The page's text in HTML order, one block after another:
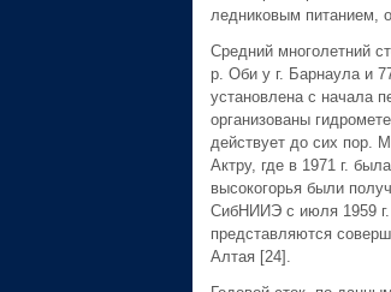
ледниковым питанием,
Средний многолетний
р. Оби у г. Барнаула и
установлена с начала
организованы
действует до сих пор.
Актру, где в 1971 г.
высокогорья были
СибНИИЭ с июля 1959 г.
представляются
Алтая [24].